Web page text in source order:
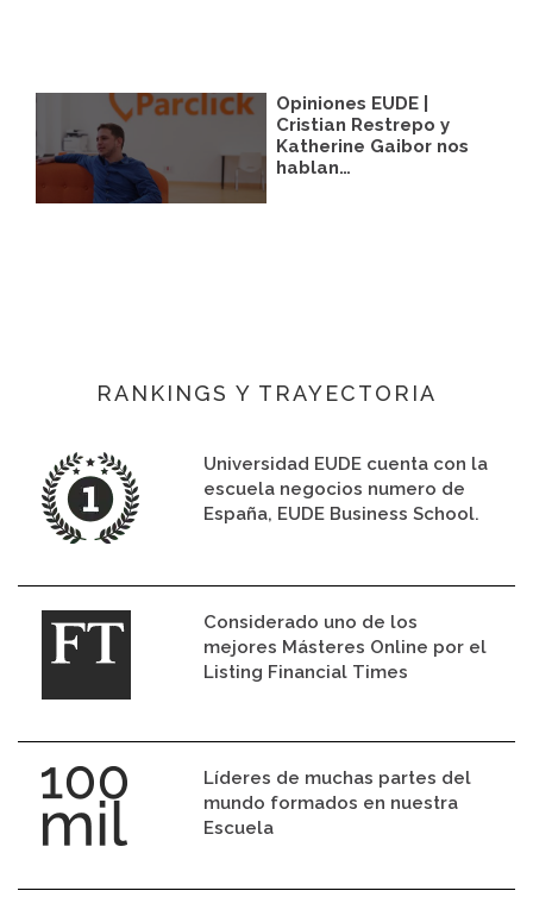
Opiniones EUDE |
Cristian Restrepo y
Katherine Gaibor nos
hablan…
RANKINGS Y TRAYECTORIA
Universidad EUDE cuenta con la
escuela negocios numero de
España, EUDE Business School.
Considerado uno de los
mejores Másteres Online por el
Listing Financial Times
Líderes de muchas partes del
mundo formados en nuestra
Escuela